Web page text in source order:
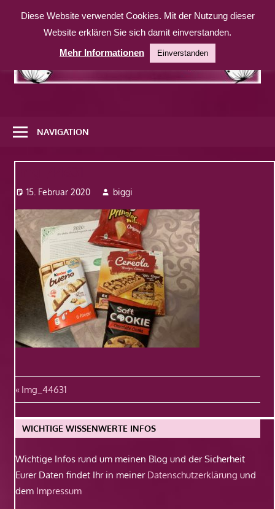
Inhalt
weitere
Website
NAVIGATION
15. Februar 2020 biggi
Beitragsnavigation
Vorheriger
Beitrag:
Img_44631
WICHTIGE WISSENWERTE INFOS
Wichtige Infos rund um meinen Blog und der Sicherheit
Eurer Daten findet Ihr in meiner Datenschutzerklärung und
dem Impressum
Diese Website verwendet Cookies. Mit der Nutzung dieser
Website erklären Sie sich damit einverstanden.
Mehr Informationen
Einverstanden